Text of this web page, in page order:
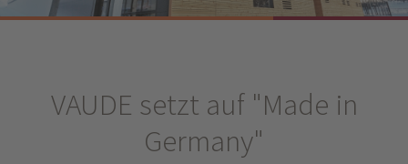
VAUDE setzt auf "Made in
Germany"